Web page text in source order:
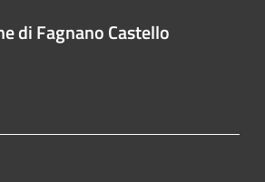
di Fagnano Castello